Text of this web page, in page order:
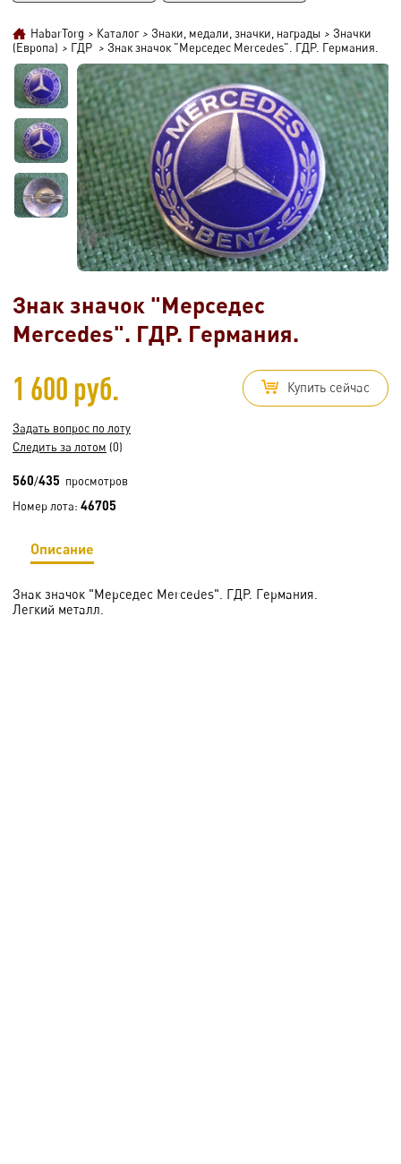
HabarTorg > Каталог > Знаки, медали, значки, награды > Значки
(Европа) > ГДР > Знак значок "Мерседес Mercedes". ГДР. Германия.
Знак значок "Мерседес
Mercedes". ГДР. Германия.
1 600 руб. Купить сейчас
Задать вопрос по лоту
Следить за лотом (0)
560/435 просмотров
Номер лота: 46705
Описание
Знак значок "Мерседес Mercedes". ГДР. Германия.
Легкий металл.